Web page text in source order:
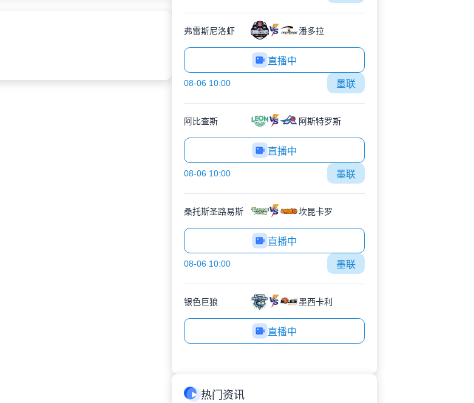
弗雷斯尼洛虾 潘多拉
直播中
08-06 10:00 墨联
阿比查斯 阿斯特罗斯
直播中
08-06 10:00 墨联
桑托斯圣路易斯 坎昆卡罗
直播中
08-06 10:00 墨联
银色巨狼 墨西卡利
直播中
热门资讯